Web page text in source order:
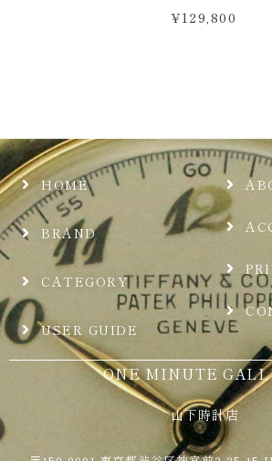
¥129,800
HOME
BRAND
CATEGORY
USER GUIDE
ONE MINUTE
山下時計店